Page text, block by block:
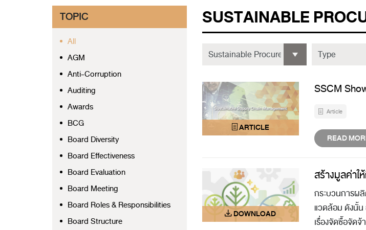
TOPIC
All
AGM
Anti-Corruption
Auditing
Awards
BCG
Board Diversity
Board Effectiveness
Board Evaluation
Board Meeting
Board Roles & Responsibilities
Board Structure
SUSTAINABLE
SSCM
Article
READ
สร้างมูลค่าใ
กระบวนการผ
แวดล้อม ดังนั้น
เรื่องจัดซื้อจัด